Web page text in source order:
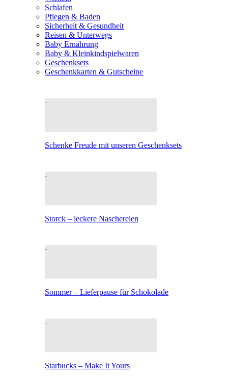
Schlafen
Pflegen & Baden
Sicherheit & Gesundheit
Reisen & Unterwegs
Baby Ernährung
Baby & Kleinkindspielwaren
Geschenksets
Geschenkkarten & Gutscheine
Schenke Freude mit unseren Geschenksets
Storck – leckere Naschereien
Sommer – Lieferpause für Schokolade
Starbucks – Make It Yours